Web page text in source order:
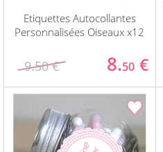
Etiquettes Autocollantes
Personnalisées Oiseaux x12
9.50 € 8.50 €